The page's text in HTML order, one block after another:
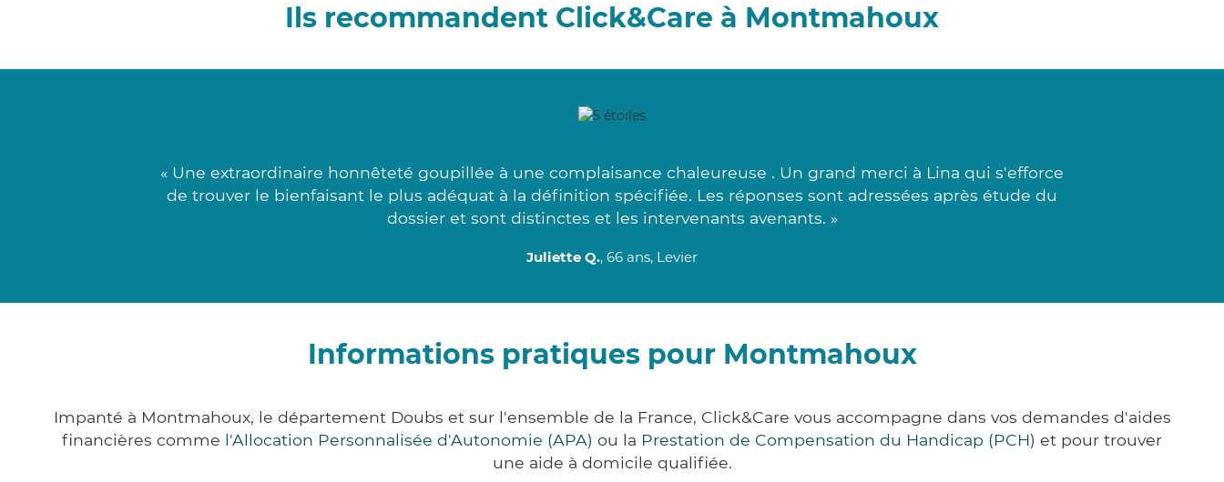
Ils recommandent Click&Care à Montmahoux
« Une extraordinaire honnêteté goupillée à une complaisance chaleureuse . Un grand merci à Lina qui s'efforce
de trouver le bienfaisant le plus adéquat à la définition spécifiée. Les réponses sont adressées après étude du
dossier et sont distinctes et les intervenants avenants. »
Juliette Q., 66 ans, Levier
Informations pratiques pour Montmahoux
Impanté à Montmahoux, le département Doubs et sur l'ensemble de la France, Click&Care vous accompagne dans vos demandes d'aides
financières comme l'Allocation Personnalisée d'Autonomie (APA) ou la Prestation de Compensation du Handicap (PCH) et pour trouver
une aide à domicile qualifiée.